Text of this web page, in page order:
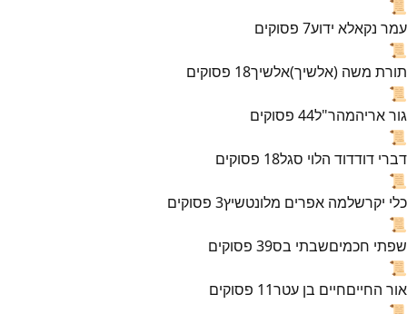
📜
עמר נקאלא ידוע7 פסוקים
📜
תורת משה (אלשיך)אלשיך18 פסוקים
📜
גור אריהמהר"ל44 פסוקים
📜
דברי דודדוד הלוי סגל18 פסוקים
📜
כלי יקרשלמה אפרים מלונטשיץ3 פסוקים
📜
שפתי חכמיםשבתי בס39 פסוקים
📜
אור החייםחיים בן עטר11 פסוקים